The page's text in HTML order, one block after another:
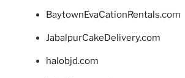
BaytownEvaCationRentals.com
JabalpurCakeDelivery.com
halobjd.com